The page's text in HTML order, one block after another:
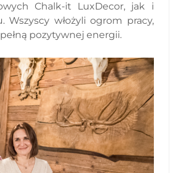
Chalk-it LuxDecor, jak i
włożyli ogrom pracy,
pozytywnej energii.